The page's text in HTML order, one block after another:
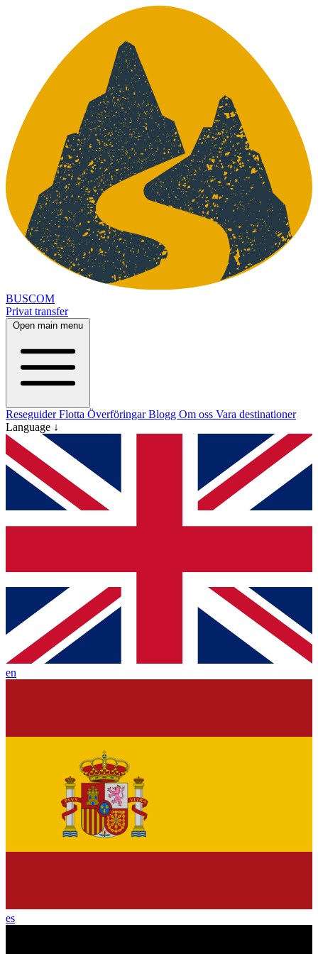
BUSCOM
Privat transfer
Open main menu
ReseguiderFlotta ÖverföringarBlogg Om oss Vara destinationer
Language ↓
en
es